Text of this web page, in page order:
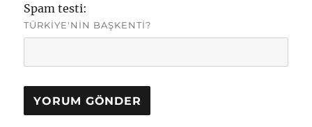
Spam testi:
TÜRKIYE'NIN BAŞKENTI?